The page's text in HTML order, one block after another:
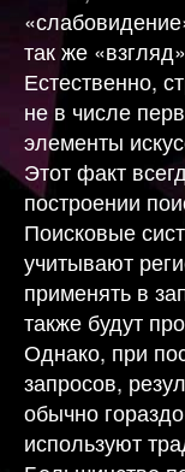
так же
Естественно,
не в числе
элементы
Этот факт
построении
Поисковые
учитывают
применять в
также будут
Однако, при
запросов,
обычно
используют